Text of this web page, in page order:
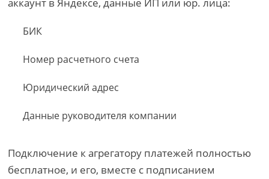
БИК
Номер расчетного счета
Юридический адрес
Данные руководителя компании
Подключение к агрегатору платежей полностью
бесплатное, и его, вместе с подписанием